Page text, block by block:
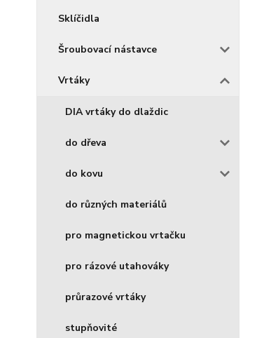
Sklíčidla
Šroubovací nástavce
Vrtáky
DIA vrtáky do dlaždic
do dřeva
do kovu
do různých materiálů
pro magnetickou vrtačku
pro rázové utahováky
průrazové vrtáky
stupňovité